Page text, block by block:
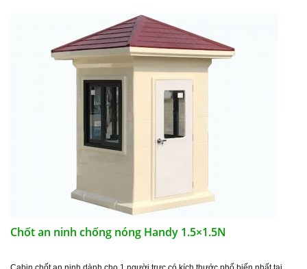
Chốt an ninh chống nóng Handy 1.5×1.5N